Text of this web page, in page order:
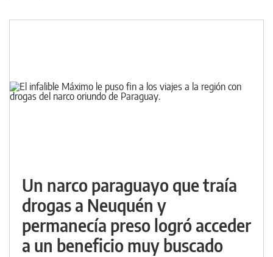
Un narco paraguayo que traía
drogas a Neuquén y
permanecía preso logró acceder
a un beneficio muy buscado